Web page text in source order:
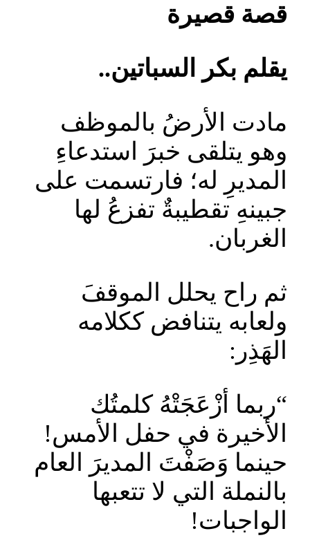
قصة قصيرة
يقلم بكر السباتين..
مادت الأرضُ بالموظف
وهو يتلقى خبرَ استدعاءِ
المديرِ له؛ فارتسمت على
جبينهِ تقطيبةٌ تفزعُ لها
الغربان.
ثم راح يحلل الموقفَ
ولعابه يتنافض ككلامه
الهَذِر:
“ربما أزْعَجَتْهُ كلمتُك
الأخيرة في حفل الأمس!
حينما وَصَفْتَ المديرَ العام
بالنملة التي لا تتعبها
الواجبات!